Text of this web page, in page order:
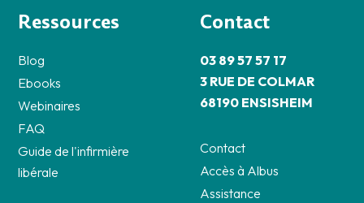
Ressources
Blog
Ebooks
Webinaires
FAQ
Guide de l'infirmière
libérale
Contact
03 89 57 57 17
3 RUE DE COLMAR
68190 ENSISHEIM
Contact
Accès à Albus
Assistance